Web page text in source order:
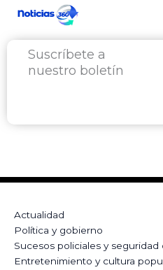
Suscríbete a
nuestro boletín
Actualidad
Política y gobierno
Sucesos policiales y seguridad
Entretenimiento y cultura